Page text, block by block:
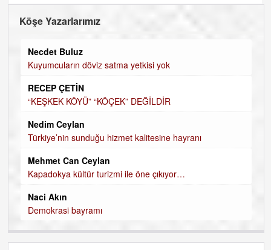
Köşe Yazarlarımız
Necdet Buluz
Kuyumcuların döviz satma yetkisi yok
RECEP ÇETİN
“KEŞKEK KÖYÜ” “KÖÇEK” DEĞİLDİR
Nedim Ceylan
Türkiye’nin sunduğu hizmet kalitesine hayranı
Mehmet Can Ceylan
Kapadokya kültür turizmi ile öne çıkıyor…
Naci Akın
Demokrasi bayramı